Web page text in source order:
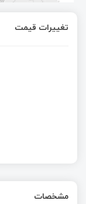
تغییرات قیمت
مشخصات